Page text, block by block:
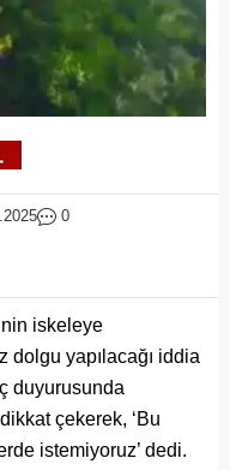
0
iskeleye
dolgu yapılacağı iddia
duyurusunda
çekerek, ‘Bu
istemiyoruz’ dedi.